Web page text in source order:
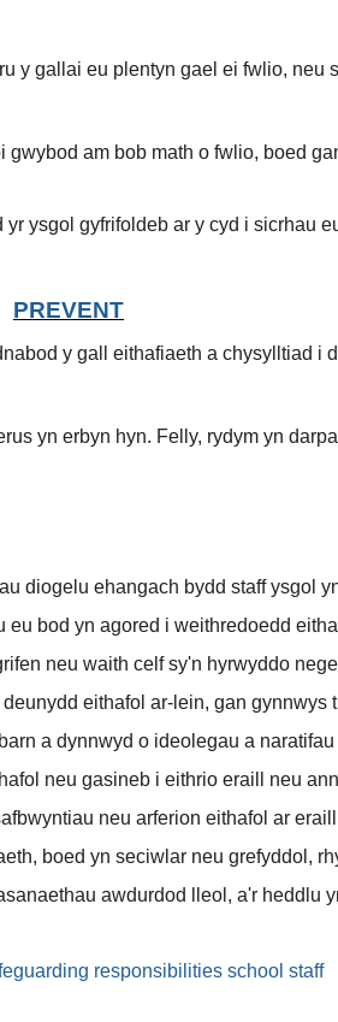
y gallai eu plentyn gael ei fwlio, neu
gwybod am bob math o fwlio, boed
yr ysgol gyfrifoldeb ar y cyd i sicrhau
PREVENT
y gall eithafiaeth a chysylltiad
yn erbyn hyn. Felly, rydym yn
diogelu ehangach bydd staff ysgol
eu bod yn agored i weithredoedd
neu waith celf sy'n hyrwyddo
eithafol ar-lein, gan
a dynnwyd o ideolegau a
neu gasineb i eithrio eraill neu
neu arferion eithafol ar
boed yn seciwlar neu grefyddol,
awdurdod lleol, a'r
responsibilities school staff